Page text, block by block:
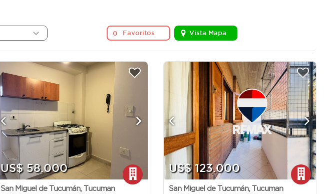
0 Favoritos Vista Mapa
US$ 58.000
San Miguel de Tucumán, Tucuman
US$ 123.000
San Miguel de Tucumán, Tucuman